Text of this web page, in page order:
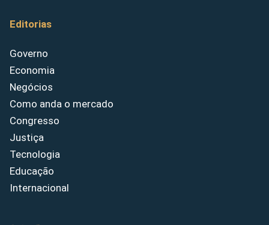
Editorias
Governo
Economia
Negócios
Como anda o mercado
Congresso
Justiça
Tecnologia
Educação
Internacional